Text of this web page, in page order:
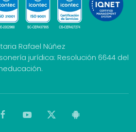
Rafael Núñez
jurídica: Resolución 6644 del